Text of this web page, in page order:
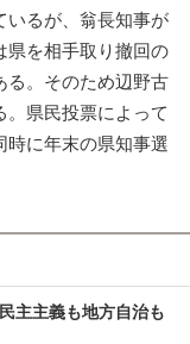
いるが、翁長知事が
県を相手取り撤回の
る。そのため辺野古
。県民投票によって
時に年末の県知事選
主主義も地方自治も